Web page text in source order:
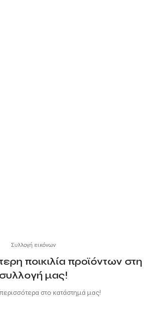
Συλλογή εικόνων
ποικιλία προϊόντων στη
συλλογή μας!
στο κατάστημά μας!